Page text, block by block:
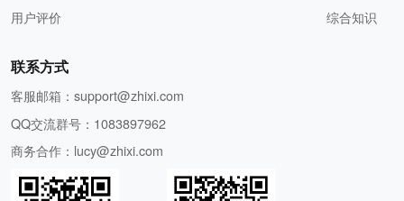
用户评价
综合知识
联系方式
客服邮箱： support@zhixi.com
QQ交流群号：1083897962
商务合作： lucy@zhixi.com